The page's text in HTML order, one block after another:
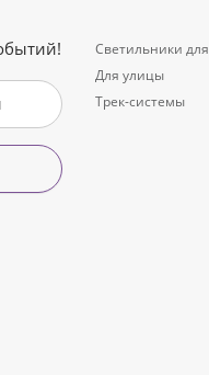
Светильники
Для улицы
Трек-системы